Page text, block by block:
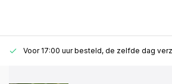
Voor 17:00 uur besteld, de zelfde dag